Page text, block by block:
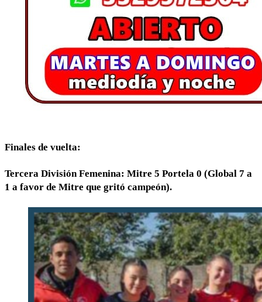
Finales de vuelta:
Tercera División Femenina: Mitre 5 Portela 0 (Global 7 a
1 a favor de Mitre que gritó campeón).